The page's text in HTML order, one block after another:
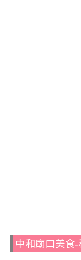
中和廟口美食